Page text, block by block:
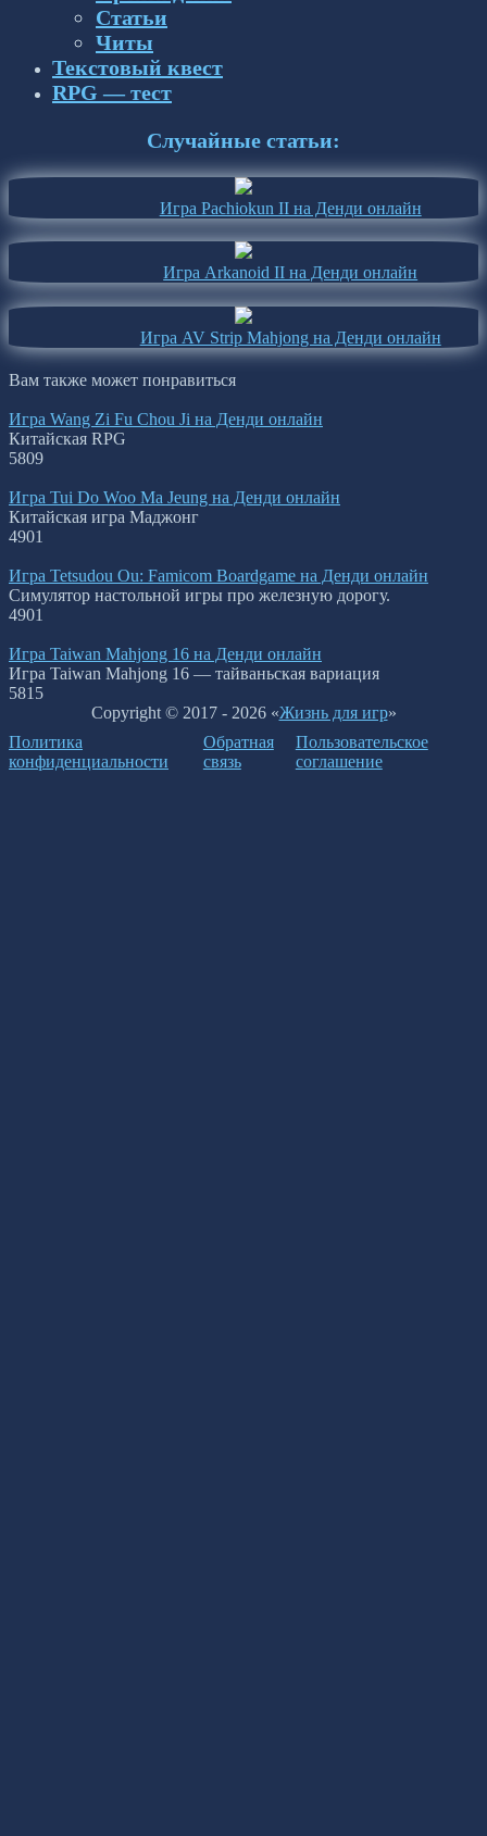
Статьи
Читы
Текстовый квест
RPG — тест
Случайные статьи:
Игра Pachiokun II на Денди онлайн
Игра Arkanoid II на Денди онлайн
Игра AV Strip Mahjong на Денди онлайн
Вам также может понравиться
Игра Wang Zi Fu Chou Ji на Денди онлайн
Китайская RPG
5809
Игра Tui Do Woo Ma Jeung на Денди онлайн
Китайская игра Маджонг
4901
Игра Tetsudou Ou: Famicom Boardgame на Денди онлайн
Симулятор настольной игры про железную дорогу.
4901
Игра Taiwan Mahjong 16 на Денди онлайн
Игра Taiwan Mahjong 16 — тайваньская вариация
5815
Copyright © 2017 - 2026 «Жизнь для игр»
Политика
конфиденциальности
Обратная
связь
Пользовательское
соглашение